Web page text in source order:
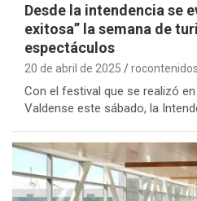
Desde la intendencia se
exitosa” la semana de
espectáculos
20 de abril de 2025 rocontenidos
Con el festival que se realizó
Valdense este sábado, la